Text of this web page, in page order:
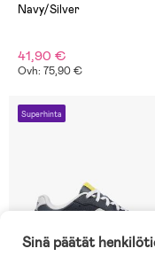
Navy/Silver
41,90 €
Ovh: 75,90 €
Superhinta
Sinä päätät